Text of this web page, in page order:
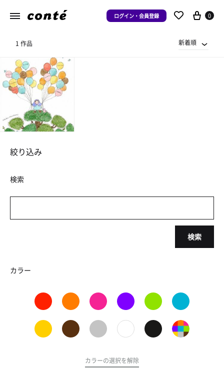
ログイン・会員登録 0
1 作品 新着順
絞り込み
検索
検索
カラー
カラーの選択を解除